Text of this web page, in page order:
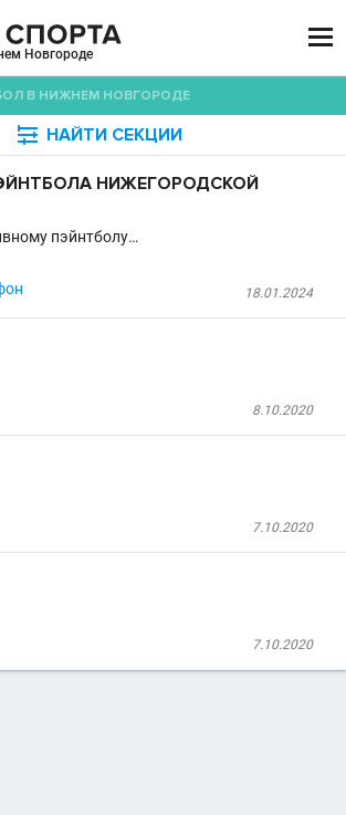
Новгороде

В НИЖНЕМ НОВГОРОДЕ
 НАЙТИ СЕКЦИИ
НИЖЕГОРОДСКОЙ
пэйнтболу…
18.01.2024
8.10.2020
7.10.2020
7.10.2020